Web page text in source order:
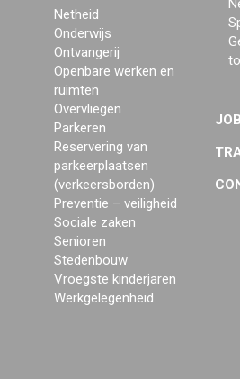
Netheid
Onderwijs
Ontvangerij
Openbare werken en
ruimten
Overvliegen
Parkeren
Reservering van
parkeerplaatsen
(verkeersborden)
Preventie – veiligheid
Sociale zaken
Senioren
Stedenbouw
Vroegste kinderjaren
Werkgelegenheid